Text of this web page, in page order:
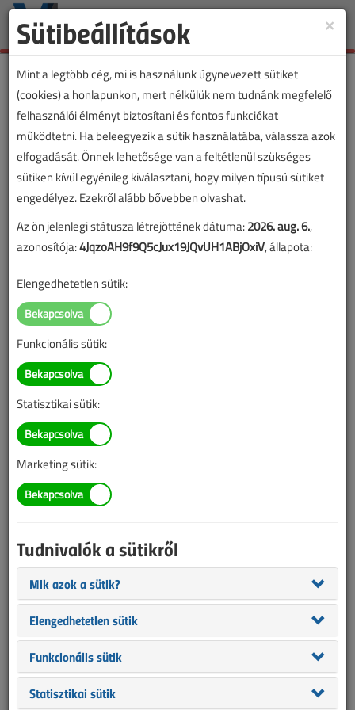
Toggle
Az atomenergia és a
megújulók együtt jelentik a
biztonságos energiaellátást
2017. szeptember 14. |
Az alábbi tartalom archív, 9 éve frissült utoljára. A cikkben szereplő
helyenként hiányos lehet (képek, táblázatok stb.).
×
Sütibeállítások
Mint a legtöbb cég, mi is használunk úgynevezett sütiket
(cookies) a honlapunkon, mert nélkülük nem tudnánk megfelelő
felhasználói élményt biztosítani és fontos funkciókat
működtetni. Ha beleegyezik a sütik használatába, válassza azok
elfogadását. Önnek lehetősége van a feltétlenül szükséges
sütiken kívül egyénileg kiválasztani, hogy milyen típusú sütiket
engedélyez. Ezekről alább bővebben olvashat.
Az ön jelenlegi státusza létrejöttének dátuma:2026. aug. 6.,
azonosítója:4JqzoAH9f9Q5cJux19JQvUH1ABjOxiV, állapota:
Elengedhetetlen sütik:
Funkcionális sütik:
Statisztikai sütik:
Marketing sütik:
Tudnivalók a sütikről
Mik azok a sütik?
Elengedhetetlen sütik
Funkcionális sütik
Statisztikai sütik